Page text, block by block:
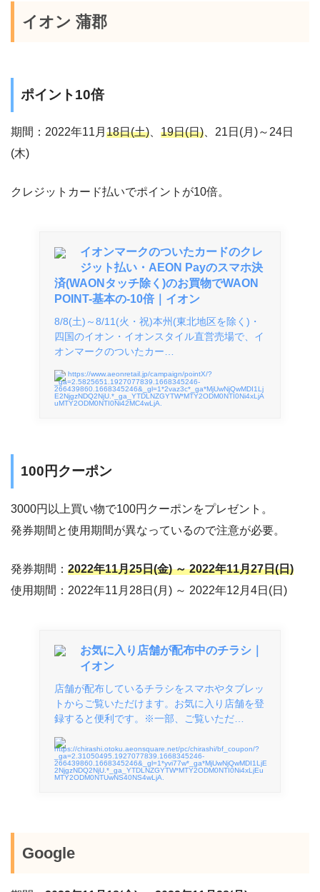
イオン 蒲郡
ポイント10倍
期間：2022年11月 18日(土) 19日(日) 、21日(月)～24日
(木)
クレジットカード払いでポイントが10倍。
イオンマークのついたカードのクレ
ジット払い・AEON Payのスマホ決
済(WAONタッチ除く)のお買物でWAON
POINT-基本の-10倍｜イオン
8/8(土)～8/11(火・祝)本州(東北地区を除く)・
四国のイオン・イオンスタイル直営売場で、イ
オンマークのついたカー…
https://www.aeonretail.jp/campaign/pointX/?
_ga=2.5825651.1927077839.1668345246-
266439860.1668345246&_gl=1*2vaz3c*_ga*MjUwNjQwMDI1Lj
E2NjgzNDQ2NjU.*_ga_YTDLNZGYTW*MTY2ODM0NTI0Ni4xLjA
uMTY2ODM0NTI0Ni42MC4wLjA.
100円クーポン
3000円以上買い物で100円クーポンをプレゼント。
発券期間と使用期間が異なっているので注意が必要。
発券期間： 2022年11月25日(金) ～ 2022年11月27日(日)
使用期間：2022年11月28日(月) ～ 2022年12月4日(日)
お気に入り店舗が配布中のチラシ｜
イオン
店舗が配布しているチラシをスマホやタブレッ
トからご覧いただけます。お気に入り店舗を登
録すると便利です。※一部、ご覧いただ…
https://chirashi.otoku.aeonsquare.net/pc/chirashi/bf_coupon/?
_ga=2.31050495.1927077839.1668345246-
266439860.1668345246&_gl=1*yvi77w*_ga*MjUwNjQwMDI1LjE
2NjgzNDQ2NjU.*_ga_YTDLNZGYTW*MTY2ODM0NTI0Ni4xLjEu
MTY2ODM0NTUwNS40NS4wLjA.
Google